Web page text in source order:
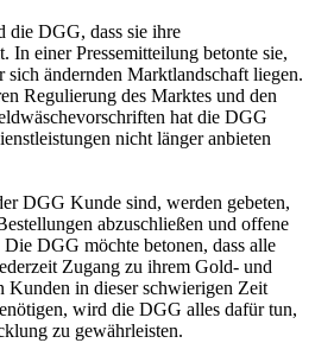
die DGG, dass sie ihre
In einer Pressemitteilung betonte sie,
sich ändernden Marktlandschaft liegen.
Regulierung des Marktes und den
hat die DGG
nicht länger anbieten
DGG Kunde sind, werden gebeten,
abzuschließen und offene
DGG möchte betonen, dass alle
Zugang zu ihrem Gold- und
Kunden in dieser schwierigen Zeit
wird die DGG alles dafür tun,
zu gewährleisten.